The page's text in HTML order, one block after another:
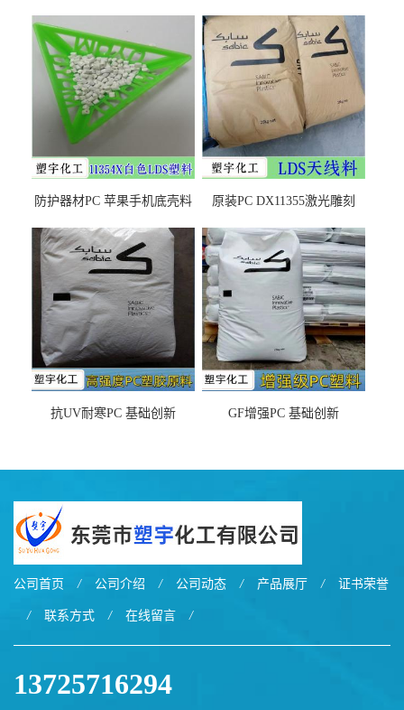
防护器材PC 苹果手机底壳料
之忧
原装PC DX11355激光雕刻
抗UV耐寒PC 基础创新
GF增强PC 基础创新
公司首页 / 公司介绍 / 公司动态 / 产品展厅 / 证书荣誉
/ 联系方式 / 在线留言 /
13725716294